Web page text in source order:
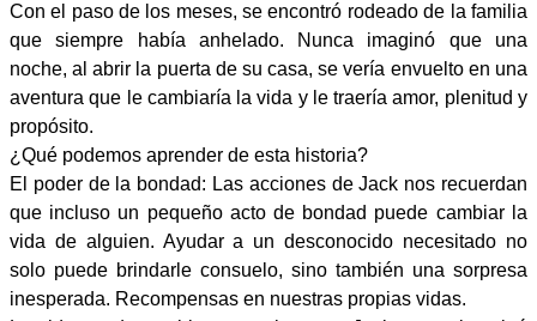
Con el paso de los meses, se encontró rodeado de la familia
que siempre había anhelado. Nunca imaginó que una
noche, al abrir la puerta de su casa, se vería envuelto en una
aventura que le cambiaría la vida y le traería amor, plenitud y
propósito.
¿Qué podemos aprender de esta historia?
El poder de la bondad: Las acciones de Jack nos recuerdan
que incluso un pequeño acto de bondad puede cambiar la
vida de alguien. Ayudar a un desconocido necesitado no
solo puede brindarle consuelo, sino también una sorpresa
inesperada. Recompensas en nuestras propias vidas.